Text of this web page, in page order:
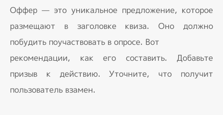
Оффер — это уникальное предложение, которое
размещают в заголовке квиза. Оно должно
побудить поучаствовать в опросе. Вот
рекомендации, как его составить. Добавьте
призыв к действию. Уточните, что получит
пользователь взамен.